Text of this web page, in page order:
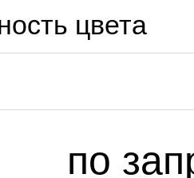
цвета
по